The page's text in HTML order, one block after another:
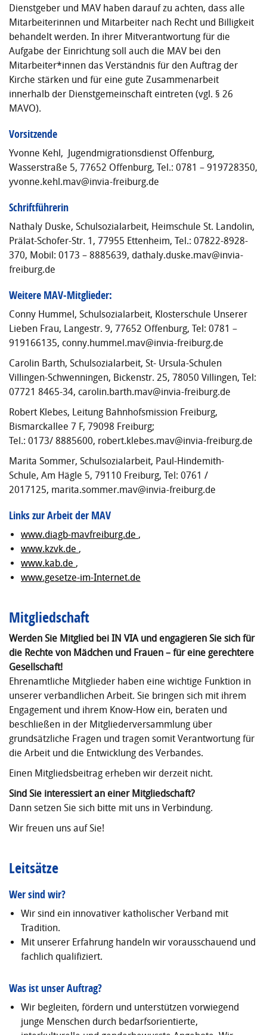
Dienstgeber und MAV haben darauf zu achten, dass alle
Mitarbeiterinnen und Mitarbeiter nach Recht und Billigkeit
behandelt werden. In ihrer Mitverantwortung für die
Aufgabe der Einrichtung soll auch die MAV bei den
Mitarbeiter*innen das Verständnis für den Auftrag der
Kirche stärken und für eine gute Zusammenarbeit
innerhalb der Dienstgemeinschaft eintreten (vgl. § 26
MAVO).
Vorsitzende
Yvonne Kehl, Jugendmigrationsdienst Offenburg,
Wasserstraße 5, 77652 Offenburg, Tel.: 0781 – 919728350,
yvonne.kehl.mav@invia-freiburg.de
Schriftführerin
Nathaly Duske, Schulsozialarbeit, Heimschule St. Landolin,
Prälat-Schofer-Str. 1, 77955 Ettenheim, Tel.: 07822-8928-
370, Mobil: 0173 – 8885639, dathaly.duske.mav@invia-
freiburg.de
Weitere MAV-Mitglieder:
Conny Hummel, Schulsozialarbeit, Klosterschule Unserer
Lieben Frau, Langestr. 9, 77652 Offenburg, Tel: 0781 –
919166135, conny.hummel.mav@invia-freiburg.de
Carolin Barth, Schulsozialarbeit, St- Ursula-Schulen
Villingen-Schwenningen, Bickenstr. 25, 78050 Villingen, Tel:
07721 8465-34, carolin.barth.mav@invia-freiburg.de
Robert Klebes, Leitung Bahnhofsmission Freiburg,
Bismarckallee 7 F, 79098 Freiburg;
Tel.: 0173/ 8885600, robert.klebes.mav@invia-freiburg.de
Marita Sommer, Schulsozialarbeit, Paul-Hindemith-
Schule, Am Hägle 5, 79110 Freiburg, Tel: 0761 /
2017125, marita.sommer.mav@invia-freiburg.de
Links zur Arbeit der MAV
www.diagb-mavfreiburg.de ,
www.kzvk.de ,
www.kab.de ,
www.gesetze-im-Internet.de
Mitgliedschaft
Werden Sie Mitglied bei IN VIA und engagieren Sie sich für
die Rechte von Mädchen und Frauen – für eine gerechtere
Gesellschaft!
Ehrenamtliche Mitglieder haben eine wichtige Funktion in
unserer verbandlichen Arbeit. Sie bringen sich mit ihrem
Engagement und ihrem Know-How ein, beraten und
beschließen in der Mitgliederversammlung über
grundsätzliche Fragen und tragen somit Verantwortung für
die Arbeit und die Entwicklung des Verbandes.
Einen Mitgliedsbeitrag erheben wir derzeit nicht.
Sind Sie interessiert an einer Mitgliedschaft?
Dann setzen Sie sich bitte mit uns in Verbindung.
Wir freuen uns auf Sie!
Leitsätze
Wer sind wir?
Wir sind ein innovativer katholischer Verband mit
Tradition.
Mit unserer Erfahrung handeln wir vorausschauend und
fachlich qualifiziert.
Was ist unser Auftrag?
Wir begleiten, fördern und unterstützen vorwiegend
junge Menschen durch bedarfsorientierte,